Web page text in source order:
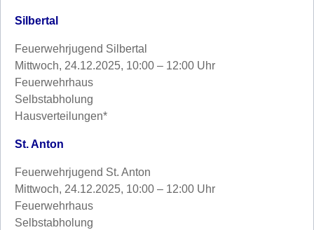
Silbertal
Feuerwehrjugend Silbertal
Mittwoch, 24.12.2025, 10:00 – 12:00 Uhr
Feuerwehrhaus
Selbstabholung
Hausverteilungen*
St. Anton
Feuerwehrjugend St. Anton
Mittwoch, 24.12.2025, 10:00 – 12:00 Uhr
Feuerwehrhaus
Selbstabholung